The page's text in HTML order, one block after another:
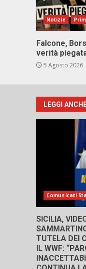
Notizie
Falcone,
verità
5 Agosto 2026
LEGGI
Comunicati
SICILIA,
TUTELA DEI
IL WWF: